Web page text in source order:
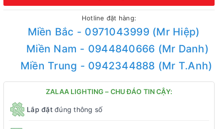
Hotline đặt hàng:
Miền Bắc - 0971043999 (Mr Hiệp)
Miền Nam - 0944840666 (Mr Danh)
Miền Trung - 0942344888 (Mr T.Anh)
ZALAA LIGHTING – CHU ĐÁO TIN CẬY:
Lắp đặtđúng thông số